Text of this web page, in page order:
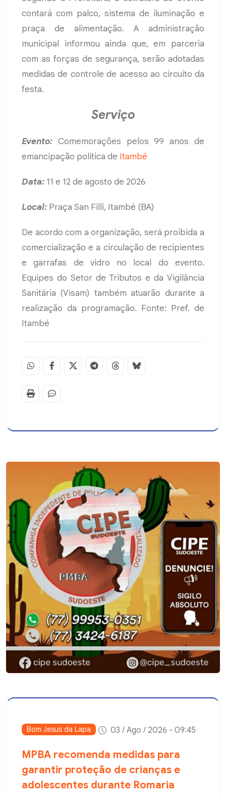
contará com palco, sistema de iluminação e
praça de alimentação. A administração
municipal informou ainda que, em parceria
com as forças de segurança, serão adotadas
medidas de controle de acesso ao circuito da
festa.
Serviço
Evento: Comemorações pelos 99 anos de
emancipação política de Itambé
Data: 11 e 12 de agosto de 2026
Local: Praça San Filli, Itambé (BA)
De acordo com a organização, será proibida a
comercialização e a circulação de recipientes
e garrafas de vidro no local do evento.
Equipes do Setor de Tributos e da Vigilância
Sanitária (Visam) também atuarão durante a
realização da programação. Fonte: Pref. de
Itambé
Bom Jesus da Lapa 03 / Ago / 2026 - 09:45
MPBA recomenda medidas para
garantir proteção de crianças e
adolescentes durante Romaria